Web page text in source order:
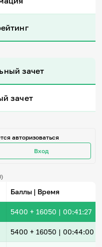
Вход
вопрос
зачет
зачет
авторизоваться
Вход
Баллы | Время
5400 + 16050 | 00:41:27
5400 + 16050 | 00:44:00